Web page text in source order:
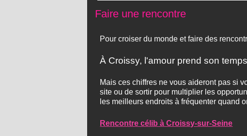
Faire une rencontre
Pour croiser du monde et faire des
À Croissy, l'amour prend son
Mais ces chiffres ne vous aideront pas si
site ou de sortir pour multiplier les
les meilleurs endroits à fréquenter quand
Rencontre célib à Croissy-sur-Seine